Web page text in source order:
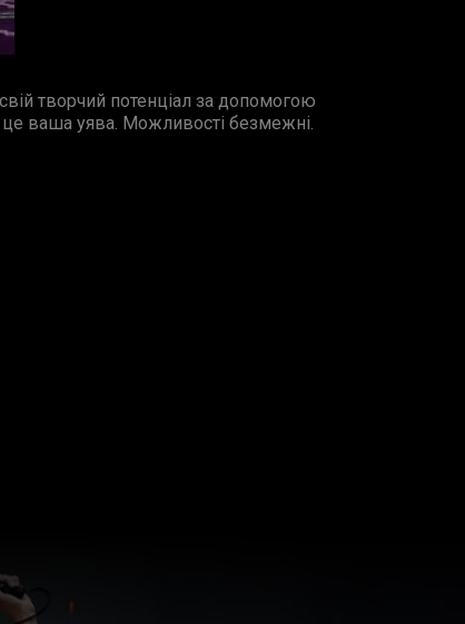
творчий потенціал за допомогою
це ваша уява. Можливості безмежні.